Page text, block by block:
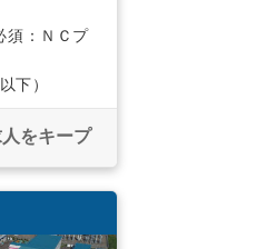
：ＮＣプ
下）
をキープ